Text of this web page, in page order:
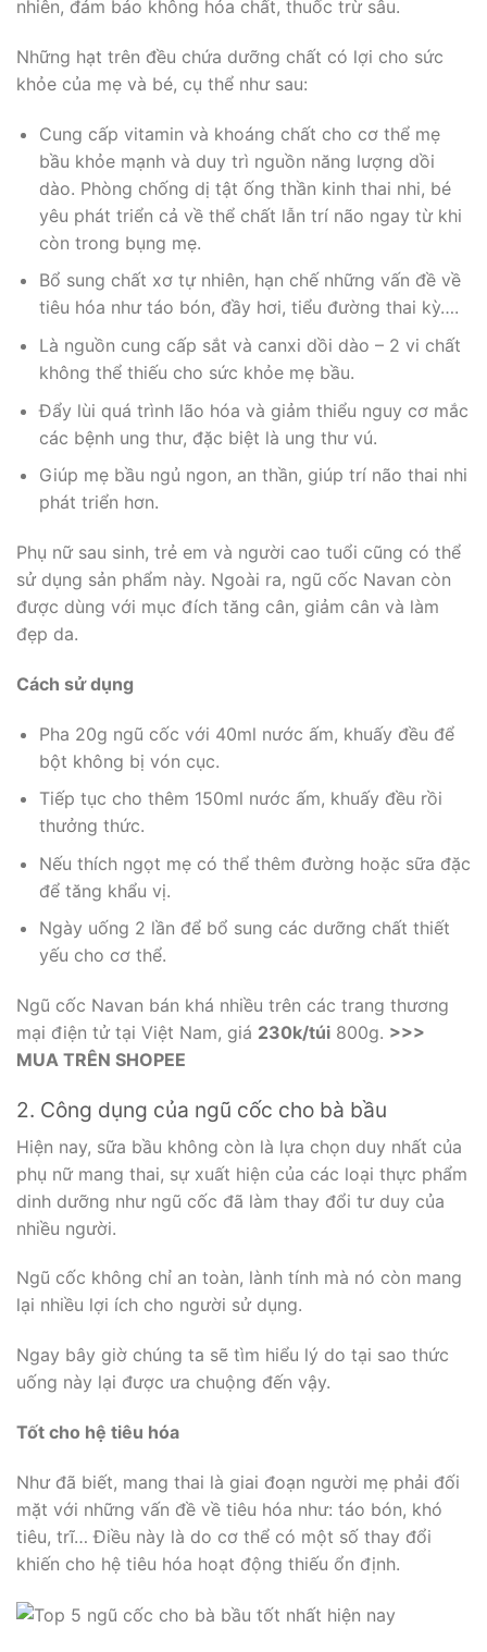
nhiên, đảm bảo không hóa chất, thuốc trừ sâu.
Những hạt trên đều chứa dưỡng chất có lợi cho sức
khỏe của mẹ và bé, cụ thể như sau:
Cung cấp vitamin và khoáng chất cho cơ thể mẹ
bầu khỏe mạnh và duy trì nguồn năng lượng dồi
dào. Phòng chống dị tật ống thần kinh thai nhi, bé
yêu phát triển cả về thể chất lẫn trí não ngay từ khi
còn trong bụng mẹ.
Bổ sung chất xơ tự nhiên, hạn chế những vấn đề về
tiêu hóa như táo bón, đầy hơi, tiểu đường thai kỳ….
Là nguồn cung cấp sắt và canxi dồi dào – 2 vi chất
không thể thiếu cho sức khỏe mẹ bầu.
Đẩy lùi quá trình lão hóa và giảm thiểu nguy cơ mắc
các bệnh ung thư, đặc biệt là ung thư vú.
Giúp mẹ bầu ngủ ngon, an thần, giúp trí não thai nhi
phát triển hơn.
Phụ nữ sau sinh, trẻ em và người cao tuổi cũng có thể
sử dụng sản phẩm này. Ngoài ra, ngũ cốc Navan còn
được dùng với mục đích tăng cân, giảm cân và làm
đẹp da.
Cách sử dụng
Pha 20g ngũ cốc với 40ml nước ấm, khuấy đều để
bột không bị vón cục.
Tiếp tục cho thêm 150ml nước ấm, khuấy đều rồi
thưởng thức.
Nếu thích ngọt mẹ có thể thêm đường hoặc sữa đặc
để tăng khẩu vị.
Ngày uống 2 lần để bổ sung các dưỡng chất thiết
yếu cho cơ thể.
Ngũ cốc Navan bán khá nhiều trên các trang thương
mại điện tử tại Việt Nam, giá 230k/túi 800g. >>>
MUA TRÊN SHOPEE
2. Công dụng của ngũ cốc cho bà bầu
Hiện nay, sữa bầu không còn là lựa chọn duy nhất của
phụ nữ mang thai, sự xuất hiện của các loại thực phẩm
dinh dưỡng như ngũ cốc đã làm thay đổi tư duy của
nhiều người.
Ngũ cốc không chỉ an toàn, lành tính mà nó còn mang
lại nhiều lợi ích cho người sử dụng.
Ngay bây giờ chúng ta sẽ tìm hiểu lý do tại sao thức
uống này lại được ưa chuộng đến vậy.
Tốt cho hệ tiêu hóa
Như đã biết, mang thai là giai đoạn người mẹ phải đối
mặt với những vấn đề về tiêu hóa như: táo bón, khó
tiêu, trĩ… Điều này là do cơ thể có một số thay đổi
khiến cho hệ tiêu hóa hoạt động thiếu ổn định.